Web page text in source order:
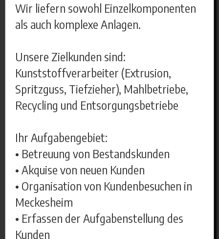
Wir liefern sowohl Einzelkomponenten
als auch komplexe Anlagen.
Unsere Zielkunden sind:
Kunststoffverarbeiter (Extrusion,
Spritzguss, Tiefzieher), Mahlbetriebe,
Recycling und Entsorgungsbetriebe
Ihr Aufgabengebiet:
• Betreuung von Bestandskunden
• Akquise von neuen Kunden
• Organisation von Kundenbesuchen in
Meckesheim
• Erfassen der Aufgabenstellung des
Kunden